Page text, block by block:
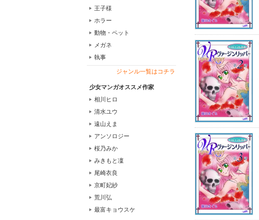
王子様
ホラー
動物・ペット
メガネ
執事
ジャンル一覧はコチラ
少女マンガオススメ作家
相川ヒロ
清水ユウ
遠山えま
アンソロジー
桜乃みか
みきもと凜
尾崎衣良
京町妃紗
荒川弘
最富キョウスケ